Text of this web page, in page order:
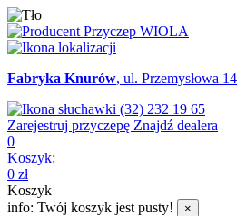
Fabryka Knurów, ul. Przemysłowa 14
(32) 232 19 65
Zarejestruj przyczepę Znajdź dealera
0
Koszyk:
0 zł
Koszyk
info: Twój koszyk jest pusty!
×